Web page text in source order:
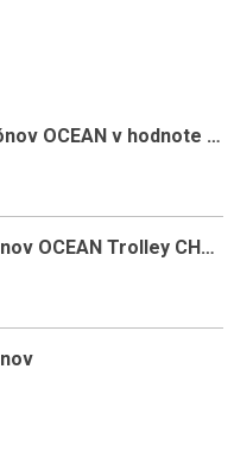
Poker set 1 000 ks žetónov OCEAN v hodnote 5 - 1000
Poker set 1000 ks žetónov OCEAN Trolley CHAMPION CHIP